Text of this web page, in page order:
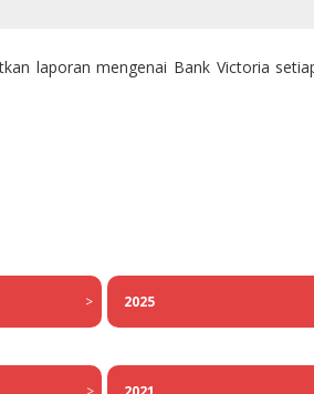
laporan mengenai Bank Victoria
> 2025